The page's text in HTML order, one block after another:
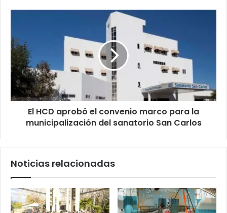
El HCD aprobó el convenio marco para la
municipalización del sanatorio San Carlos
Noticias relacionadas